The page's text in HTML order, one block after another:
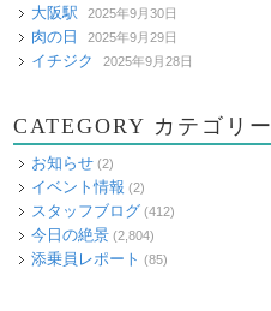
大阪駅 2025年9月30日
肉の日 2025年9月29日
イチジク 2025年9月28日
CATEGORY カテゴリー
お知らせ (2)
イベント情報 (2)
スタッフブログ (412)
今日の絶景 (2,804)
添乗員レポート (85)